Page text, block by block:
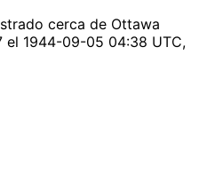
cerca de Ottawa
el 1944-09-05 04:38 UTC,